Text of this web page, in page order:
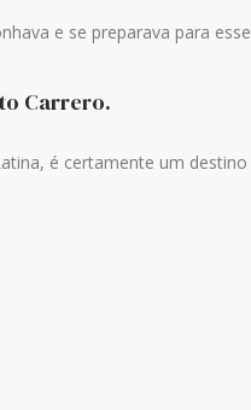
e se preparava para
Carrero.
é certamente um destino